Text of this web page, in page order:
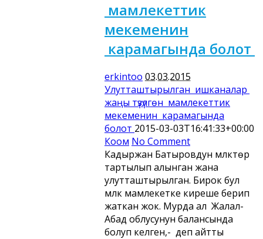
мамлекеттик
мекеменин
карамагында болот
erkintoo 03.03.2015
Улутташтырылган ишканалар
жаңы түзүлгөн мамлекеттик
мекеменин карамагында
болот 2015-03-03T16:41:33+00:00
Коом No Comment
Кадыржан Батыровдун мүлктөрү
тартылып алынган жана
улутташтырылган. Бирок бул
мүлк мамлекетке киреше берип
жаткан жок. Мурда ал Жалал-
Абад облусунун балансында
болуп келген,- деп айтты